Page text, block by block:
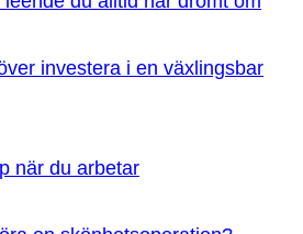
investera i en växlingsbar
när du arbetar